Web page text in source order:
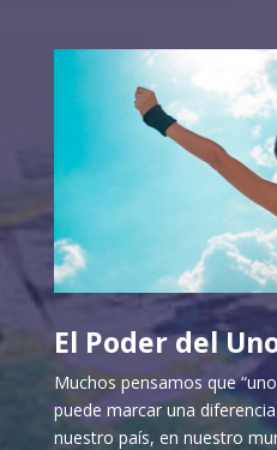
El Poder del
Muchos pensamos que
puede marcar una
nuestro país, en nuestro